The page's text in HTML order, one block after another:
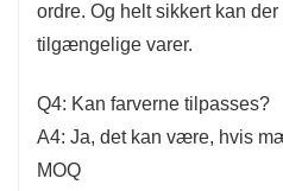
ordre. Og helt sikkert kan
tilgængelige varer.
Q4: Kan farverne tilpasses?
A4: Ja, det kan være, hvis
MOQ